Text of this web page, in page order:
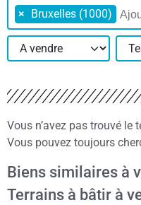
× Bruxelles (1000)
Vous n’avez pas trouvé le
Vous pouvez toujours
Biens similaires à
Terrains à bâtir à